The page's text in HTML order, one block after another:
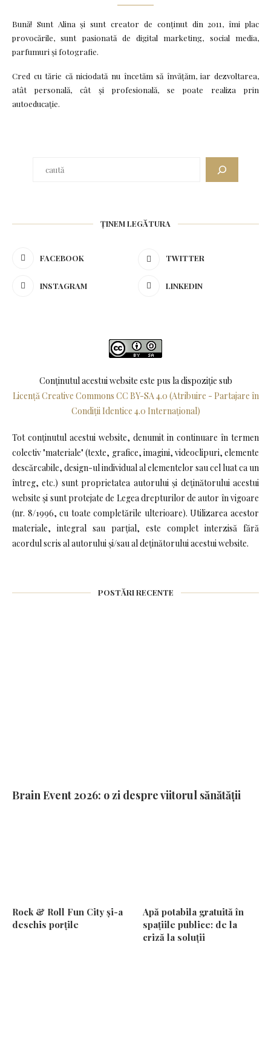
Bună! Sunt Alina și sunt creator de conținut din 2011, îmi plac
provocările, sunt pasionată de digital marketing, social media,
parfumuri și fotografie.
Cred cu tărie că niciodată nu încetăm să învățăm, iar dezvoltarea,
atât personală, cât și profesională, se poate realiza prin
autoeducație.
ȚINEM LEGĂTURA
FACEBOOK TWITTER
INSTAGRAM LINKEDIN
Conținutul acestui website este pus la dispoziţie sub
Licență Creative Commons CC BY-SA 4.0 (Atribuire - Partajare în
Condiții Identice 4.0 Internațional)
Tot conținutul acestui website, denumit in continuare în termen
colectiv "materiale" (texte, grafice, imagini, videoclipuri, elemente
descărcabile, design-ul individual al elementelor sau cel luat ca un
întreg, etc.) sunt proprietatea autorului și deținătorului acestui
website și sunt protejate de Legea drepturilor de autor în vigoare
(nr. 8/1996, cu toate completările ulterioare). Utilizarea acestor
materiale, integral sau parțial, este complet interzisă fără
acordul scris al autorului și/sau al deținătorului acestui website.
POSTĂRI RECENTE
Brain Event 2026: o zi despre viitorul sănătății
Rock & Roll Fun City și-a
deschis porțile
Apă potabila gratuită în
spațiile publice: de la
criză la soluții